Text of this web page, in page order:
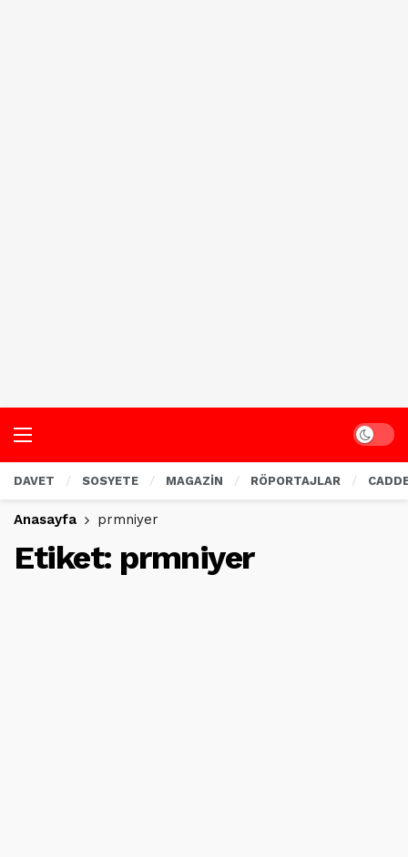
Dark
DAVET SOSYETE MAGAZİN RÖPORTAJLAR
Anasayfa prmniyer
Etiket: prmniyer